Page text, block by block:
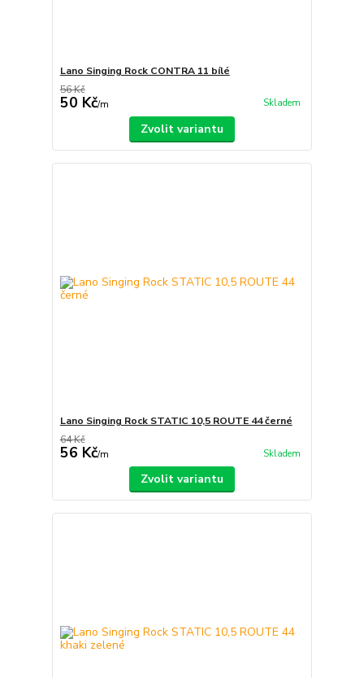
Lano Singing Rock CONTRA 11 bílé
56 Kč
50 Kč/m Skladem
Zvolit variantu
Lano Singing Rock STATIC 10,5 ROUTE 44 černé
64 Kč
56 Kč/m Skladem
Zvolit variantu